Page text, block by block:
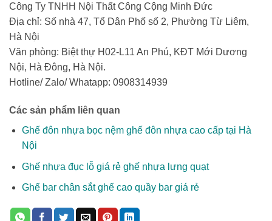
Công Ty TNHH Nội Thất Công Cộng Minh Đức
Địa chỉ: Số nhà 47, Tổ Dân Phố số 2, Phường Từ Liêm,
Hà Nội
Văn phòng: Biệt thự H02-L11 An Phú, KĐT Mới Dương
Nội, Hà Đông, Hà Nội.
Hotline/ Zalo/ Whatapp: 0908314939
Các sản phẩm liên quan
Ghế đôn nhựa bọc nệm ghế đôn nhựa cao cấp tại Hà
Nội
Ghế nhựa đục lỗ giá rẻ ghế nhựa lưng quạt
Ghế bar chân sắt ghế cao quầy bar giá rẻ